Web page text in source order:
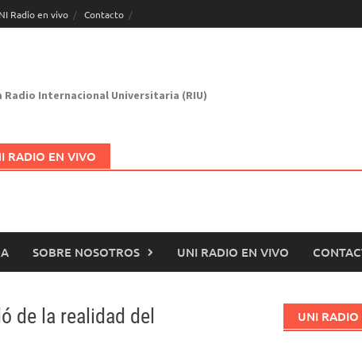
Radio en vivo Contacto
Radio Internacional Universitaria (RIU)
RADIO EN VIVO
SOBRE NOSOTROS UNI RADIO EN VIVO
de la realidad del
UNI